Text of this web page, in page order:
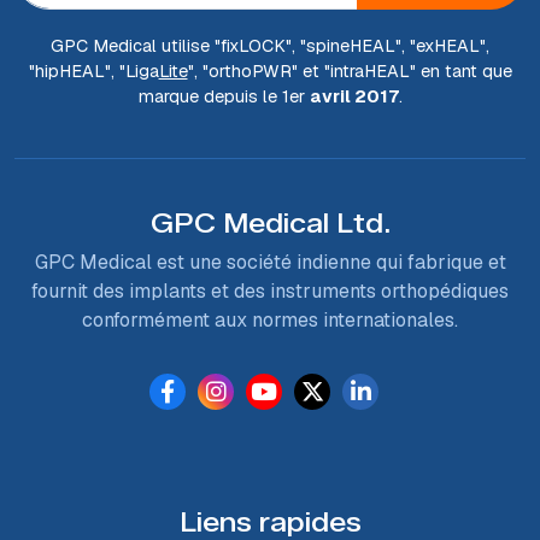
GPC Medical utilise "fixLOCK", "spineHEAL", "exHEAL",
"hipHEAL", "LigaLite", "orthoPWR" et "intraHEAL" en tant que
marque depuis le 1er avril 2017.
GPC Medical Ltd.
GPC Medical est une société indienne qui fabrique et
fournit des implants et des instruments orthopédiques
conformément aux normes internationales.
Liens rapides